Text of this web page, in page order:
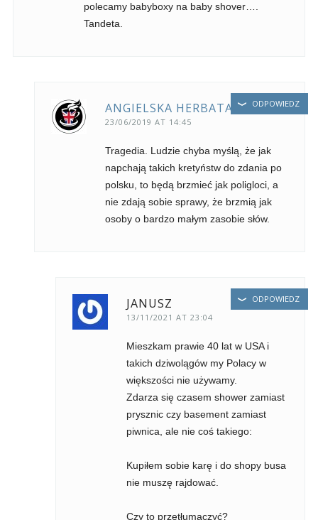
polecamy babyboxy na baby shover….
Tandeta.
ANGIELSKA HERBATA
23/06/2019 AT 14:45
Tragedia. Ludzie chyba myślą, że jak
napchają takich kretyństw do zdania po
polsku, to będą brzmieć jak poligloci, a
nie zdają sobie sprawy, że brzmią jak
osoby o bardzo małym zasobie słów.
ODPOWIEDZ
JANUSZ
13/11/2021 AT 23:04
Mieszkam prawie 40 lat w USA i
takich dziwolągów my Polacy w
większości nie używamy.
Zdarza się czasem shower zamiast
prysznic czy basement zamiast
piwnica, ale nie coś takiego:
Kupiłem sobie karę i do shopy busa
nie muszę rajdować.
Czy to przetłumaczyć?
ODPOWIEDZ